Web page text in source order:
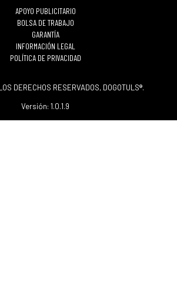
APOYO PUBLICITARIO
BOLSA DE TRABAJO
GARANTÍA
INFORMACIÓN LEGAL
POLÍTICA DE PRIVACIDAD
DERECHOS RESERVADOS, DOGOTULS®.
Versión: 1.0.1.9